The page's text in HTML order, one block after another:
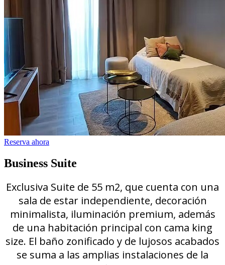
Reserva ahora
Business Suite
Exclusiva Suite de 55 m2, que cuenta con una
sala de estar independiente, decoración
minimalista, iluminación premium, además
de una habitación principal con cama king
size. El baño zonificado y de lujosos acabados
se suma a las amplias instalaciones de la